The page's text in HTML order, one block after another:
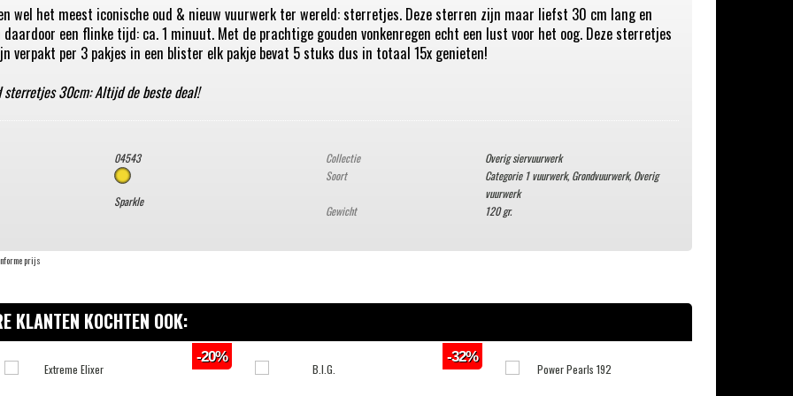
wel het meest iconische oud & nieuw vuurwerk ter wereld: sterretjes. Deze sterren zijn maar liefst 30 cm lang en
daardoor een flinke tijd: ca. 1 minuut. Met de prachtige gouden vonkenregen echt een lust voor het oog. Deze sterretjes
verpakt per 3 pakjes in een blister elk pakje bevat 5 stuks dus in totaal 15x genieten!
sterretjes 30cm: Altijd de beste deal!
04543
Sparkle
Collectie
Overig siervuurwerk
Soort
Categorie 1 vuurwerk, Grondvuurwerk, Overig
vuurwerk
Gewicht
120 gr.
prijs
KLANTEN KOCHTEN OOK:
-20% -32%